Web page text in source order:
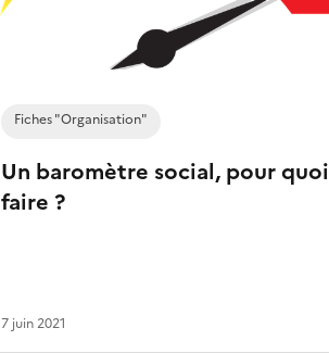
Un baromètre social, pour quoi
faire ?
Fiches "Organisation"
7 juin 2021